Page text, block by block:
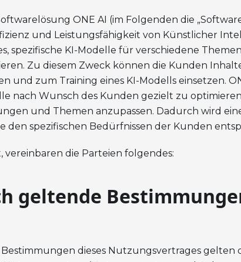
ONE AI (im Folgenden die
und Leistungsfähigkeit von Künstlicher
spezifische KI-Modelle für verschiedene
Zu diesem Zweck können die Kunden
und zum Training eines KI-Modells einsetzen.
nach Wunsch des Kunden gezielt zu
und Themen anzupassen. Dadurch wird
den spezifischen Bedürfnissen der Kunden
vereinbaren die Parteien folgendes:
geltende
Bestimmungen dieses Nutzungsvertrages gelten